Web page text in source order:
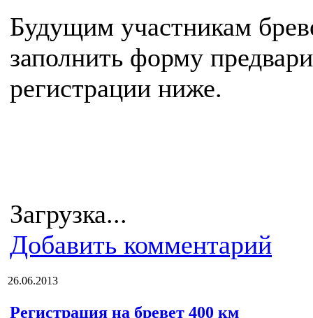
Будущим участникам
заполнить форму
регистрации ниже.
Загрузка...
Добавить комментарий
26.06.2013
Регистрация на бревет 400 км